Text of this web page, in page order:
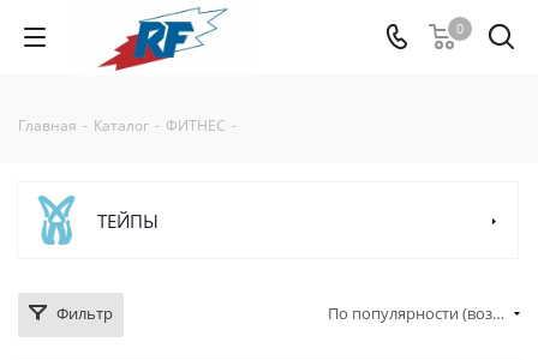
0
Главная - Каталог - ФИТНЕС -
ТЕЙПЫ
Фильтр По популярности (возрастание)